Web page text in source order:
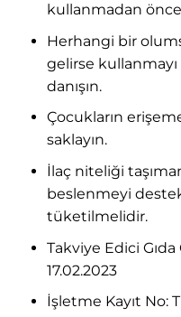
kullanmadan
Herhangi bir
gelirse
danışın.
Çocukların
saklayın.
İlaç niteliği
beslenmeyi
tüketilmelidir.
Takviye Edici
17.02.2023
İşletme Kayıt No: